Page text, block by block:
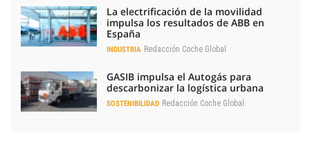
La electrificación de la movilidad
impulsa los resultados de ABB en
España
INDUSTRIA Redacción Coche Global
GASIB impulsa el Autogás para
descarbonizar la logística urbana
SOSTENIBILIDAD Redacción Coche Global